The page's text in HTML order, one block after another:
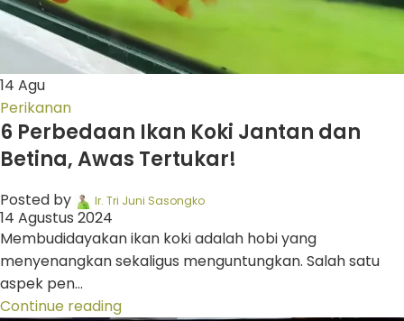
14 Agu
Perikanan
6 Perbedaan Ikan Koki Jantan dan
Betina, Awas Tertukar!
Posted by Ir. Tri Juni Sasongko
14 Agustus 2024
Membudidayakan ikan koki adalah hobi yang
menyenangkan sekaligus menguntungkan. Salah satu
aspek pen...
Continue reading